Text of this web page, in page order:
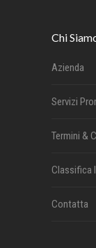
Chi
Azienda
Servizi
Termini &
Classifica
Contatta